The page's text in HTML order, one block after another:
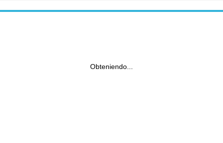
Obteniendo...